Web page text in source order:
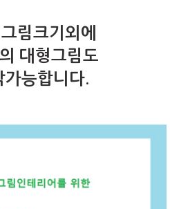
림크기외에
대형그림도
능합니다.